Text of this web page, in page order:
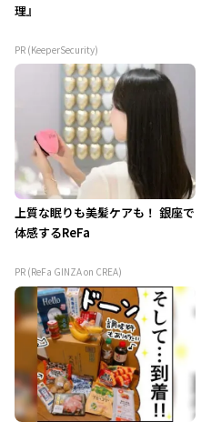
理』
PR (KeeperSecurity)
上質な眠りも美髪ケアも！ 銀座で
体感するReFa
PR (ReFa GINZA on CREA)